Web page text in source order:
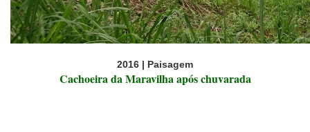
2016 | Paisagem
Cachoeira da Maravilha após chuvarada